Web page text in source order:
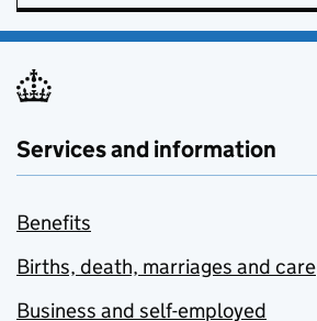
Services and information
Benefits
Births, death, marriages and care
Business and self-employed